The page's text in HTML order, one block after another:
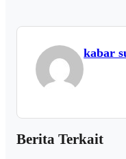
kabar
Berita Terkait